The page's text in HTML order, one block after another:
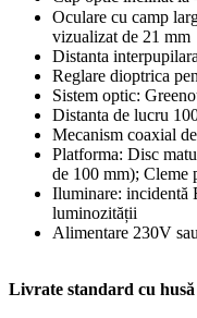
Oculare cu camp
vizualizat de 21 mm
Distanta
Reglare dioptrica
Sistem optic:
Distanta de lucru
Mecanism coaxial
Platforma: Disc
de 100 mm); Cleme
Iluminare:
luminozității
Alimentare 230V
Livrate standard cu